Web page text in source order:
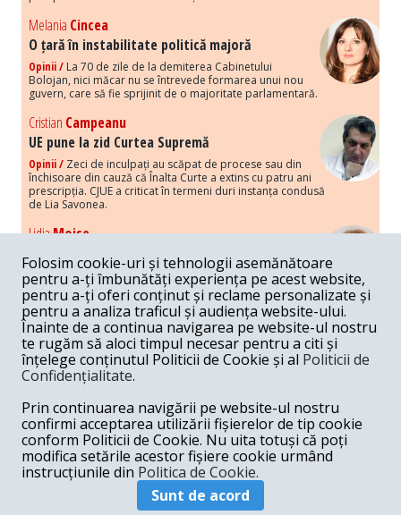
Melania Cincea
O țară în instabilitate politică majoră
Opinii / La 70 de zile de la demiterea Cabinetului
Bolojan, nici măcar nu se întrevede formarea unui nou
guvern, care să fie sprijinit de o majoritate parlamentară.
Cristian Campeanu
UE pune la zid Curtea Supremă
Opinii / Zeci de inculpați au scăpat de procese sau din
închisoare din cauză că Înalta Curte a extins cu patru ani
prescripția. CJUE a criticat în termeni duri instanța condusă
de Lia Savonea.
LidiaMoise
Costurile economice ale haosului politic
Opinii / Economia nu poate rezista cu retorica falsă a
susținerii intereselor poporului, care, de fapt, ascunde
obsesia menținerii privilegiilor și a averilor unor caste.
Melania Cincea
Noi puseuri de xenofobie din partea românilor
„neaoși”
Periodic, în spațiul public sunt voci care lansează
mesaje xenofobe la adresa câte unui politician care deranjează un
anumit grup politico-mediatic, într-un anumit moment.
ArmandGosu
Unirea cu Moldova: modele istorice
Unirea cu Moldova depinde de intensitatea
amenințării haosului și anarhiei de dincolo de Nistru.
Folosim cookie-uri și tehnologii asemănătoare
pentru a-ți îmbunătăți experiența pe acest website,
pentru a-ți oferi conținut și reclame personalizate și
pentru a analiza traficul și audiența website-ului.
Înainte de a continua navigarea pe website-ul nostru
te rugăm să aloci timpul necesar pentru a citi și
înțelege conținutul Politicii de Cookie și al Politicii de
Confidențialitate.
Prin continuarea navigării pe website-ul nostru
confirmi acceptarea utilizării fișierelor de tip cookie
conform Politicii de Cookie. Nu uita totuși că poți
modifica setările acestor fișiere cookie urmând
instrucțiunile din Politica de Cookie.
Sunt de acord